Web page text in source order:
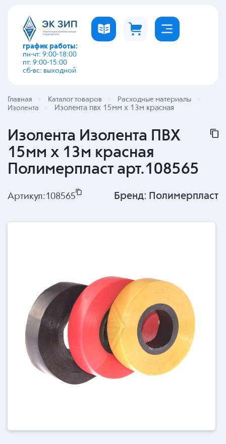
график работы:
пн-чт: 9:00-18:00
пт: 9:00-15:00
сб-вс: выходной
Главная Каталог товаров
Расходные материалы
Изолента
Изолента пвх 15мм х 13м красная
Изолента Изолента ПВХ
15мм х 13м красная
Полимерпласт арт.108565
Артикул:108565 Бренд: Полимерпласт